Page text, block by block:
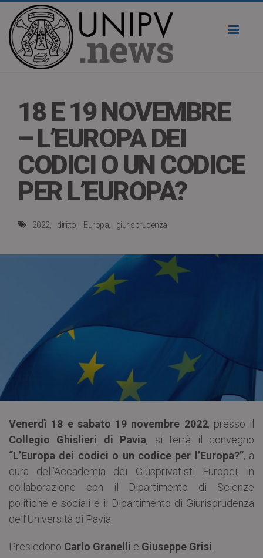
18 E 19 NOVEMBRE
– L’EUROPA DEI
CODICI O UN CODICE
PER L’EUROPA?
2022 diritto Europa giurisprudenza
Venerdì 18 e sabato 19 novembre 2022, presso il
Collegio Ghislieri di Pavia, si terrà il convegno
“L’Europa dei codici o un codice per l’Europa?”, a
cura dell’Accademia dei Giusprivatisti Europei, in
collaborazione con il Dipartimento di Scienze
politiche e sociali e il Dipartimento di Giurisprudenza
dell’Università di Pavia.
Presiedono Carlo Granelli e Giuseppe Grisi